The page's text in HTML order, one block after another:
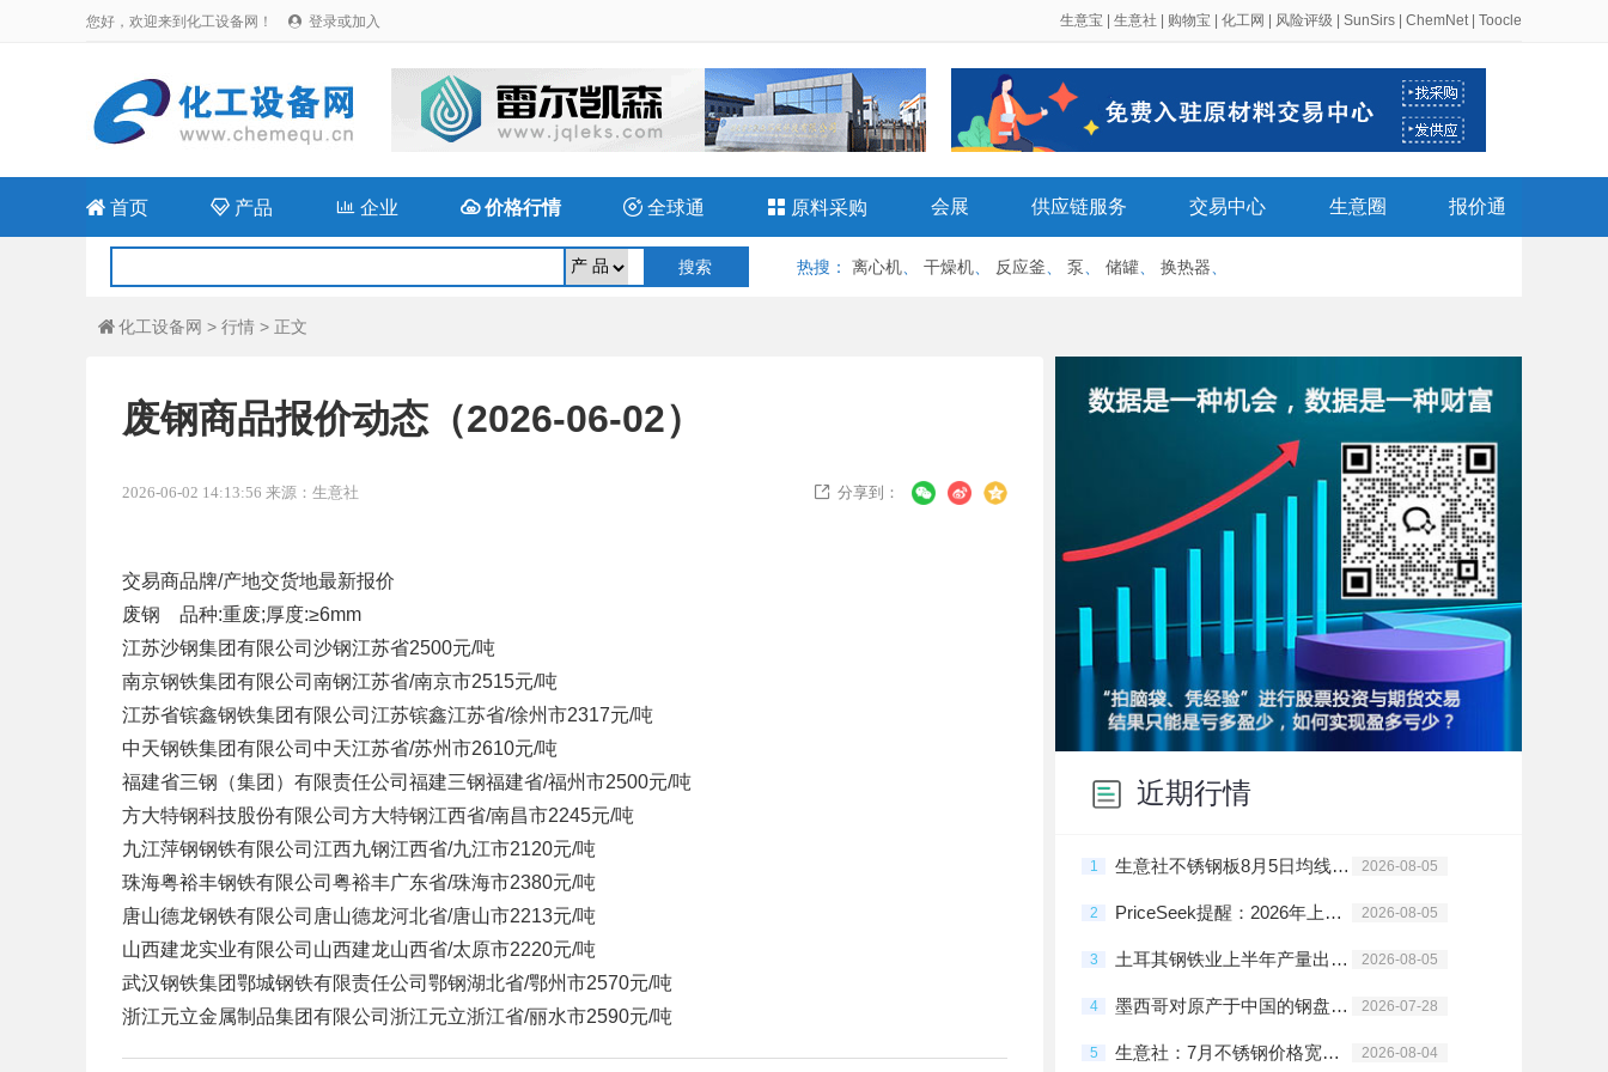
您好，欢迎来到化工设备网！  登录或加入 生意宝 生意社 购物宝 化工网 风险评级 SunSirs ChemNet| Toocle
 首页  产品 企业 价格行情  全球通  原料采购 会展 供应链服务 交易中心 生意圈 报价通
热搜 ： 离心机 干燥机 反应釜 泵 储罐 换热器
 化工设备网 > 行情 > 正文
废钢商品报价动态（2026-06-02）
2026-06-02 14:13:56 来源：生意社  分享到：
交易商品牌/产地交货地最新报价
废钢 品种:重废;厚度:≥6mm
江苏沙钢集团有限公司 沙钢江苏省2500元/吨
南京钢铁集团有限公司 南钢江苏省/南京市2515元/吨
江苏省镔鑫钢铁集团有限公司 江苏镔鑫江苏省/徐州市2317元/吨
中天钢铁集团有限公司 中天江苏省/苏州市2610元/吨
福建省三钢（集团）有限责任公司 福建三钢福建省/福州市2500元/吨
方大特钢科技股份有限公司 方大特钢江西省/南昌市2245元/吨
九江萍钢钢铁有限公司 江西九钢江西省/九江市2120元/吨
珠海粤裕丰钢铁有限公司 粤裕丰广东省/珠海市2380元/吨
唐山德龙钢铁有限公司 唐山德龙河北省/唐山市2213元/吨
山西建龙实业有限公司 山西建龙山西省/太原市2220元/吨
武汉钢铁集团鄂城钢铁有限责任公司 鄂钢湖北省/鄂州市2570元/吨
浙江元立金属制品集团有限公司 浙江元立浙江省/丽水市2590元/吨
近期行情
1 生意社不锈钢板8月5日均线下穿 均差为-4.00元/吨 2026-08-05
2 PriceSeek提醒：2026年上半年不锈钢产量同比增长分析 2026-08-05
3 土耳其钢铁业上半年产量出口双增 2026-08-05
4 墨西哥对原产于中国的钢盘条启动反倾销日落复审调查 2026-07-28
5 生意社：7月不锈钢价格宽幅震荡 2026-08-04